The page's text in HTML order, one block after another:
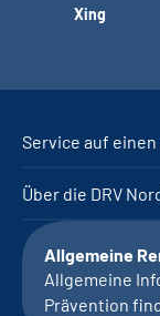
Xing
Service auf einen
Über die DRV
Allgemeine
Allgemeine
Prävention